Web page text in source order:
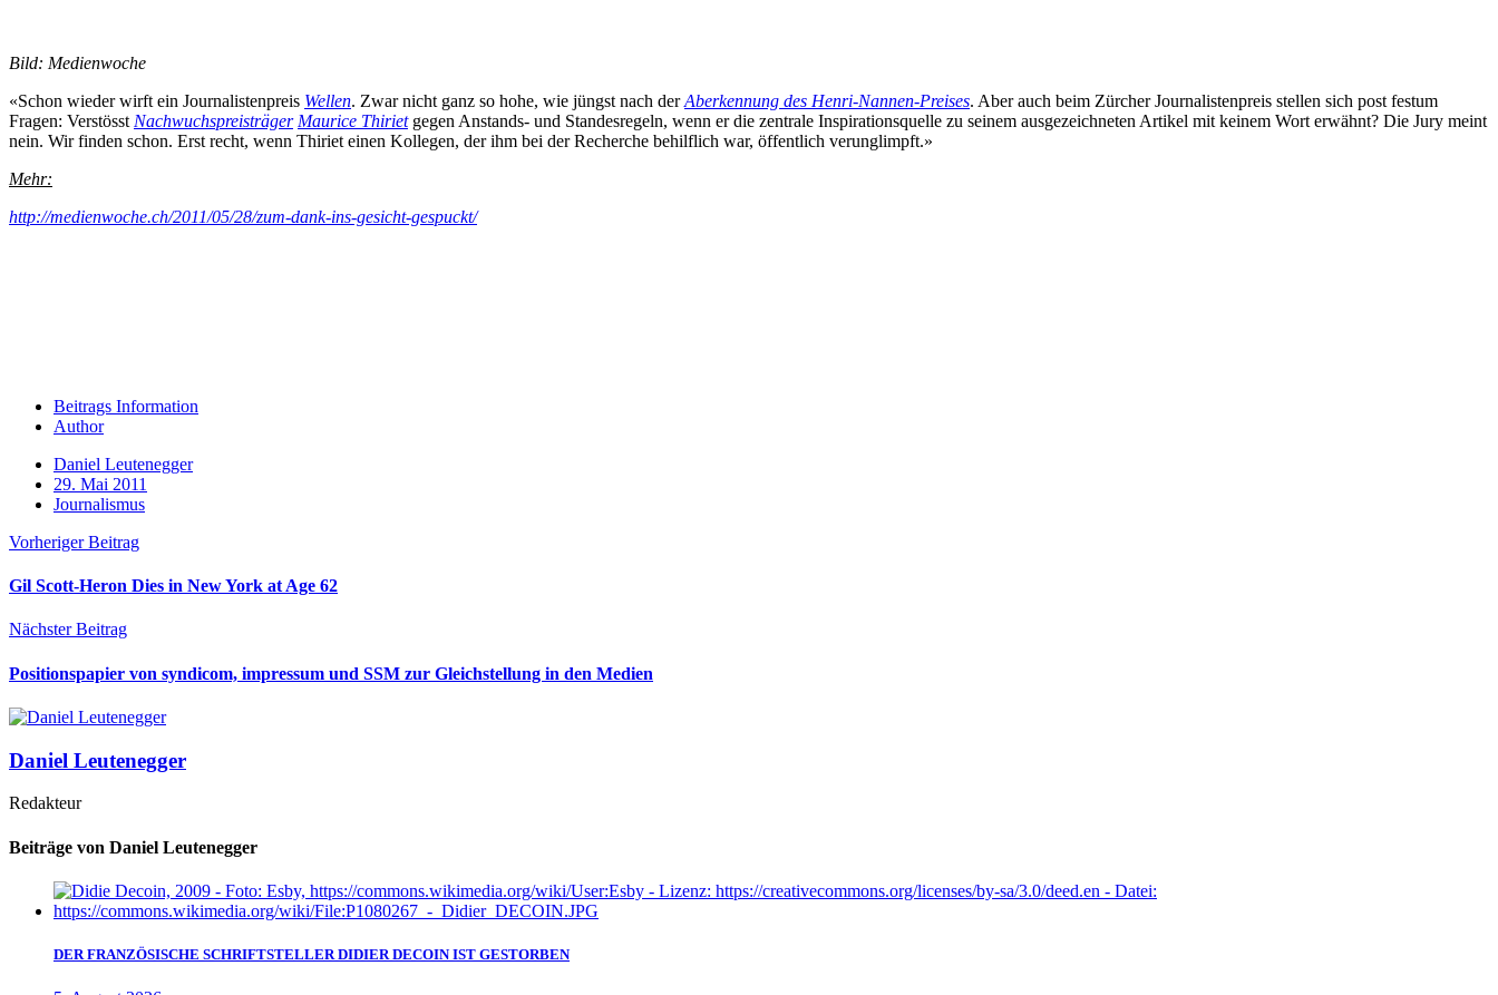
Bild: Medienwoche
«Schon wieder wirft ein Journalistenpreis Wellen. Zwar nicht ganz so hohe, wie jüngst nach derAberkennung des Henri-Nannen-Preises. Aber auch beim Zürcher Journalistenpreis stellen sich post festum
Fragen: Verstösst Nachwuchspreisträger Maurice Thirietgegen Anstands- und Standesregeln, wenn er die zentrale Inspirationsquelle zu seinem ausgezeichneten Artikel mit keinem Wort erwähnt? Die Jury meint
nein. Wir finden schon. Erst recht, wenn Thiriet einen Kollegen, der ihm bei der Recherche behilflich war, öffentlich verunglimpft.»
Mehr:
http://medienwoche.ch/2011/05/28/zum-dank-ins-gesicht-gespuckt/
Beitrags Information
Author
Daniel Leutenegger
29. Mai 2011
Journalismus
Vorheriger Beitrag
Gil Scott-Heron Dies in New York at Age 62
Nächster Beitrag
Positionspapier von syndicom, impressum und SSM zur Gleichstellung in den Medien
Daniel Leutenegger
Redakteur
Beiträge von Daniel Leutenegger
DER FRANZÖSISCHE SCHRIFTSTELLER DIDIER DECOIN IST GESTORBEN